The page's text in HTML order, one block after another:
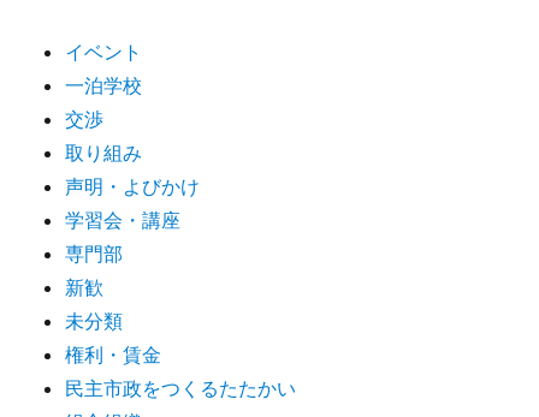
イベント
一泊学校
交渉
取り組み
声明・よびかけ
学習会・講座
専門部
新歓
未分類
権利・賃金
民主市政をつくるたたかい